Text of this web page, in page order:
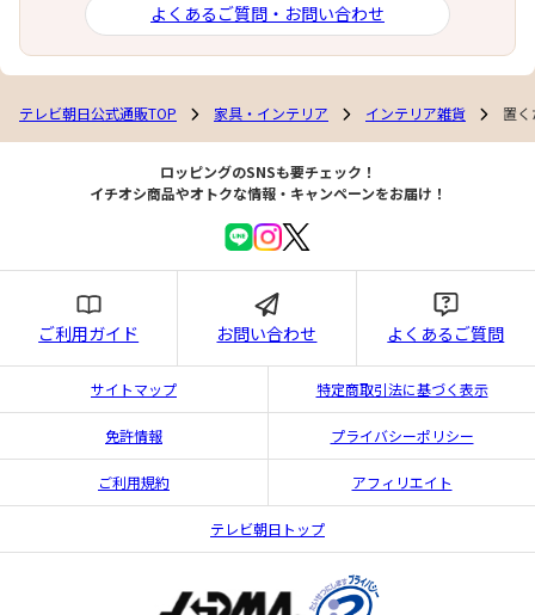
よくあるご質問・お問い合わせ
テレビ朝日公式通販TOP 家具・インテリア インテリア雑貨 置
ロッピングのSNSも要チェック！
イチオシ商品やオトクな情報・キャンペーンをお届け！
ご利用ガイド お問い合わせ よくあるご質問
サイトマップ 特定商取引法に基づく表示
免許情報 プライバシーポリシー
ご利用規約 アフィリエイト
テレビ朝日トップ